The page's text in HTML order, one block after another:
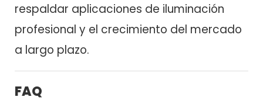
respaldar aplicaciones de iluminación
profesional y el crecimiento del mercado
a largo plazo.
FAQ